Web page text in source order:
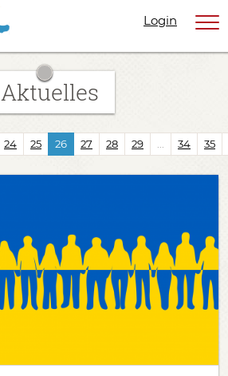
Login
Aktuelles
24 25 26 27 28 29 34 35